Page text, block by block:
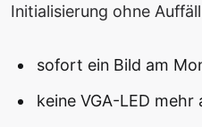
Initialisierung ohne
sofort ein Bild am
keine VGA-LED